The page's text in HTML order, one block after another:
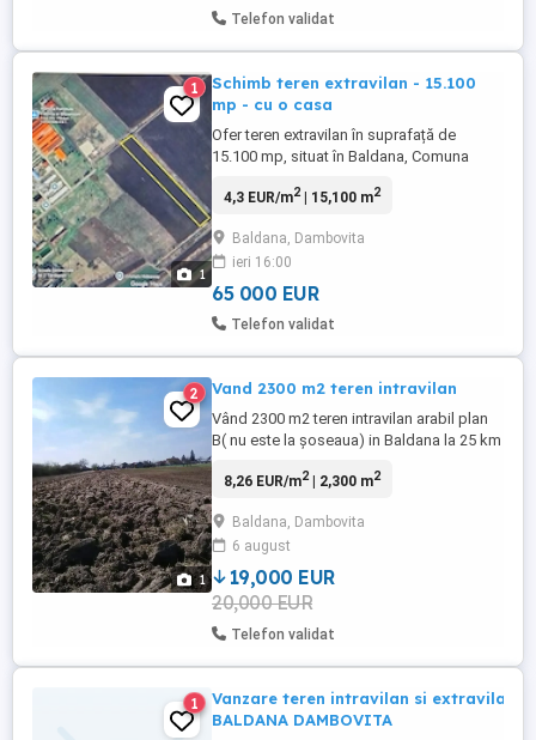
Telefon validat
1
1
Schimb teren extravilan - 15.100
mp - cu o casa
Ofer teren extravilan în suprafață de
15.100 mp, situat în Baldana, Comuna
județul Dambovita, într-o zonă liniștită,
negociabil.) pt o casa cu putin teren in
apropiere de Bucuresti (max. 30 km pana
centura in orice directie) ...
4,3 EUR/m2| 15,100 m2
Baldana, Dambovita
ieri 16:00
65 000 EUR
Telefon validat
1
2 Vand 2300 m2 teren intravilan
Vând 2300 m2 teren intravilan arabil plan
B( nu este la șoseaua) in Baldana la 25 km
m cadastru si intabulare facut.Pe teren se
potential de asfaltare și curent electric
acum în comuna se lucrează la 4 benzi
pana ...
8,26 EUR/m2| 2,300 m2
Baldana, Dambovita
6 august
19,000 EUR
20,000 EUR
Telefon validat
1
Vanzare teren intravilan si extravilan
BALDANA DAMBOVITA